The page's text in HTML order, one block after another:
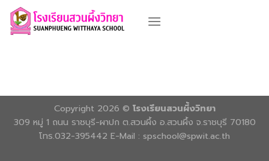
Skip
content
Copyright 2026 © โรงเรียนสวนผึ้งวิทยา
309 หมู่ 1 ถนน ราชบุรี-ผาปก ต.สวนผึ้ง อ.สวนผึ้ง จ.ราชบุรี 70180
โทร.032-395442 E-Mail : spschool@spwit.ac.th